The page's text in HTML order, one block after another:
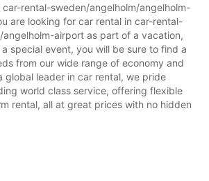
rental-sweden/angelholm/angelholm-
are looking for car rental in car-rental-
angelholm-airport as part of a vacation,
special event, you will be sure to find a
from our wide range of economy and
global leader in car rental, we pride
world class service, offering flexible
rental, all at great prices with no hidden